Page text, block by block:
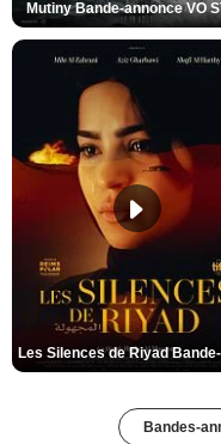
Mutiny Bande-annonce VO
Bandes-